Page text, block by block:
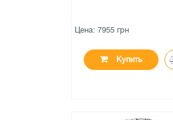
Цена: 7955 грн
Купить